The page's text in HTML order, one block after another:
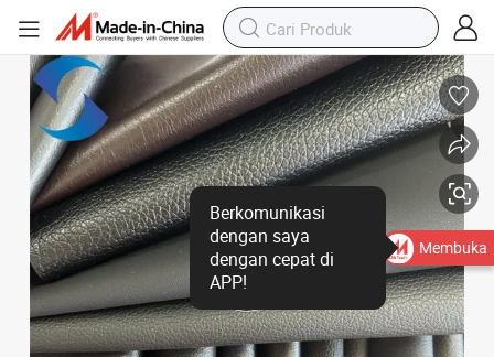
Perabotan
Kulit Sintetis PVC Kualitas Tinggi yang Dipesan Khusus untuk Penutup
Membuka
Berkomunikasi
dengan saya
dengan cepat di
APP!